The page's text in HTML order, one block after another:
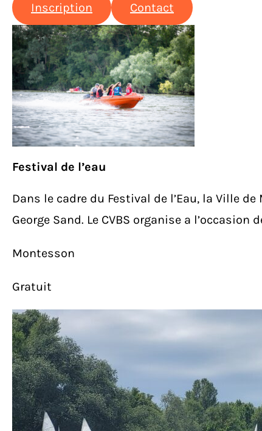
Inscription Contact
Festival de l’eau
Dans le cadre du Festival de l’Eau, la Ville
George Sand. Le CVBS organise a
Montesson
Gratuit